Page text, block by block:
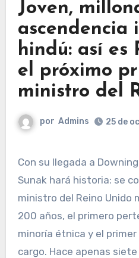
Joven,
ascendencia
hindú: así es
el próximo
ministro del
por Admins 25 de
Con su llegada a Downing Street, Rishi
Sunak hará historia: se
ministro del Reino Unido
200 años, el primero
minoría étnica y el
cargo. Hace apenas